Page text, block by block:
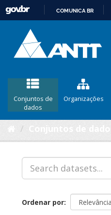
COMUNICA BR
Conjuntos de
dados
Organizações
Ordenar por